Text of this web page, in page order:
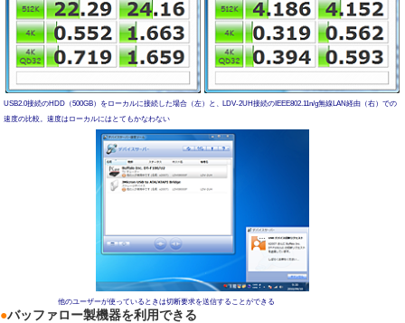
USB2.0接続のHDD（500GB）をローカルに接続した場合（左）と、LDV-2UH接続のIEEE802.11n/g無線LAN経由（右）での
速度の比較。速度はローカルにはとてもかなわない
他のユーザーが使っているときは切断要求を送信することができる
●バッファロー製機器を利用できる